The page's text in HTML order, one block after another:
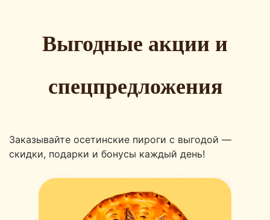
Выгодные акции и
спецпредложения
Заказывайте осетинские пироги с выгодой —
скидки, подарки и бонусы каждый день!